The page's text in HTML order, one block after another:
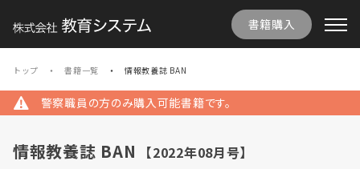
書籍購入
トップ 書籍一覧 情報教養誌 BAN
警察職員の方のみ購入可能書籍です。
情報教養誌 BAN 【2022年08月号】